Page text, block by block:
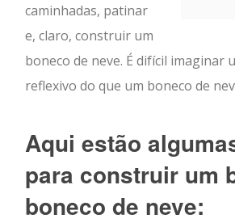
caminhadas, patinar
e, claro, construir um
boneco de neve. É difícil imaginar
reflexivo do que um boneco de
Aqui estão
para construir um
boneco de neve: